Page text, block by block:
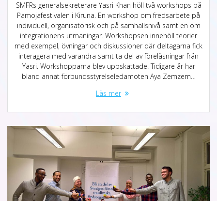
SMFRs generalsekreterare Yasri Khan höll två workshops på
Pamojafestivalen i Kiruna. En workshop om fredsarbete på
individuell, organisatorisk och på samhällsnivå samt en om
integrationens utmaningar. Workshopsen innehöll teorier
med exempel, övningar och diskussioner där deltagarna fick
interagera med varandra samt ta del av föreläsningar från
Yasri. Workshopparna blev uppskattade. Tidigare år har
bland annat förbundsstyrelseledamoten Aya Zemzem…
Läs mer